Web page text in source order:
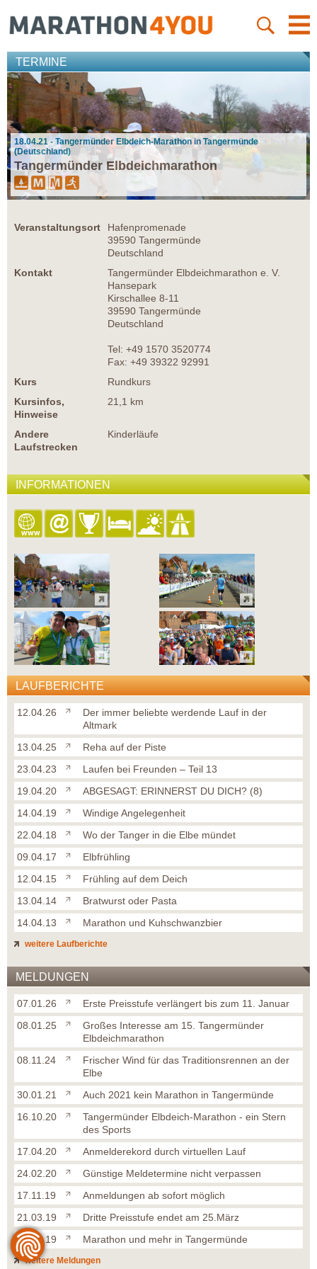
TERMINE
18.04.21 - Tangermünder Elbdeich-Marathon in Tangermünde
(Deutschland)
Tangermünder Elbdeichmarathon
Veranstaltungsort
Hafenpromenade
39590 Tangermünde
Deutschland
Kontakt
Tangermünder Elbdeichmarathon e. V.
Hansepark
Kirschallee 8-11
39590 Tangermünde
Deutschland
Tel: +49 1570 3520774
Fax: +49 39322 92991
Kurs
Rundkurs
Kursinfos,
Hinweise
21,1 km
Andere
Laufstrecken
Kinderläufe
INFORMATIONEN
LAUFBERICHTE
12.04.26
Der immer beliebte werdende Lauf in der
Altmark
13.04.25
Reha auf der Piste
23.04.23
Laufen bei Freunden – Teil 13
19.04.20
ABGESAGT: ERINNERST DU DICH? (8)
14.04.19
Windige Angelegenheit
22.04.18
Wo der Tanger in die Elbe mündet
09.04.17
Elbfrühling
12.04.15
Frühling auf dem Deich
13.04.14
Bratwurst oder Pasta
14.04.13
Marathon und Kuhschwanzbier
weitere Laufberichte
MELDUNGEN
07.01.26
Erste Preisstufe verlängert bis zum 11. Januar
08.01.25
Großes Interesse am 15. Tangermünder
Elbdeichmarathon
08.11.24
Frischer Wind für das Traditionsrennen an der
Elbe
30.01.21
Auch 2021 kein Marathon in Tangermünde
16.10.20
Tangermünder Elbdeich-Marathon - ein Stern
des Sports
17.04.20
Anmelderekord durch virtuellen Lauf
24.02.20
Günstige Meldetermine nicht verpassen
17.11.19
Anmeldungen ab sofort möglich
21.03.19
Dritte Preisstufe endet am 25.März
25.02.19
Marathon und mehr in Tangermünde
weitere Meldungen